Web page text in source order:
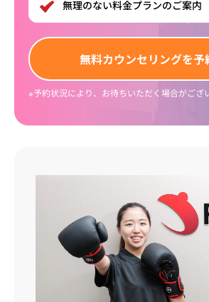
無理のない料金プランのご案内
無料カウンセリングを予
※予約状況により、お待ちいただく場合がござ